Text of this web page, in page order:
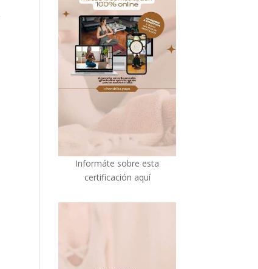
Informáte sobre esta
certificación aquí